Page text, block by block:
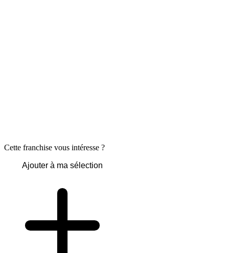
Cette franchise vous intéresse ?
Ajouter à ma sélection